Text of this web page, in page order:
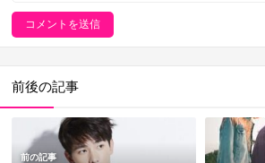
前後の記事
前の記事